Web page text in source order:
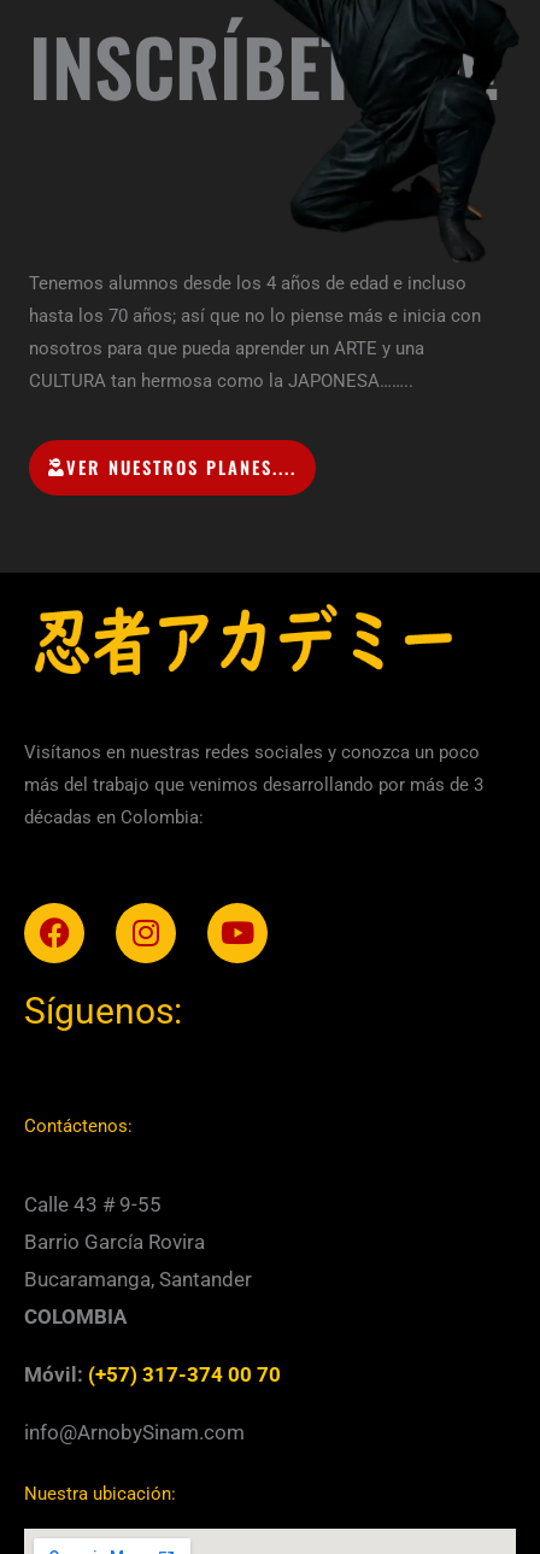
INSCRÍBETE YA!
Tenemos alumnos desde los 4 años de edad e incluso
hasta los 70 años; así que no lo piense más e inicia con
nosotros para que pueda aprender un ARTE y una
CULTURA tan hermosa como la JAPONESA……..
VER NUESTROS PLANES....
Visítanos en nuestras redes sociales y conozca un poco
más del trabajo que venimos desarrollando por más de 3
décadas en Colombia:
FacebookInstagramYoutube
Síguenos:
Contáctenos:
Calle 43 # 9-55
Barrio García Rovira
Bucaramanga, Santander
COLOMBIA
Móvil: (+57) 317-374 00 70
info@ArnobySinam.com
Nuestra ubicación: